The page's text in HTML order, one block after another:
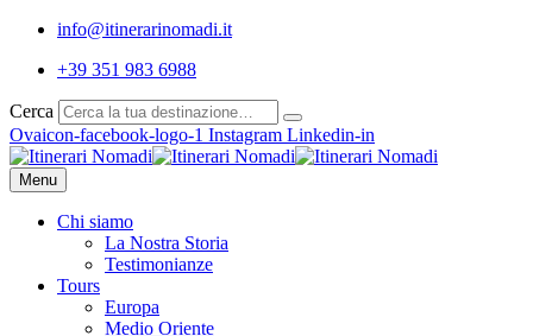
info@itinerarinomadi.it
+39 351 983 6988
Cerca
Ovaicon-facebook-logo-1 Instagram Linkedin-in
Menu
Chi siamo
La Nostra Storia
Testimonianze
Tours
Europa
Medio Oriente